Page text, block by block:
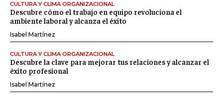
CULTURA Y CLIMA ORGANIZACIONAL
Descubre cómo el trabajo en equipo revoluciona el
ambiente laboral y alcanza el éxito
Isabel Martínez
CULTURA Y CLIMA ORGANIZACIONAL
Descubre la clave para mejorar tus relaciones y alcanzar el
éxito profesional
Isabel Martínez